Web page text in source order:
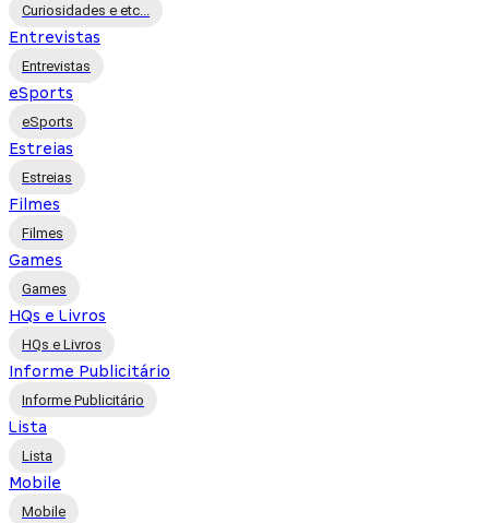
Curiosidades e etc...
Entrevistas
Entrevistas
eSports
eSports
Estreias
Estreias
Filmes
Filmes
Games
Games
HQs e Livros
HQs e Livros
Informe Publicitário
Informe Publicitário
Lista
Lista
Mobile
Mobile